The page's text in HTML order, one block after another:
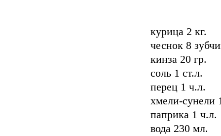
курица 2 кг.
чеснок 8
кинза 20 гр.
соль 1 ст.л.
перец 1 ч.л.
хмели-сунели
паприка 1 ч.л.
вода 230 мл.